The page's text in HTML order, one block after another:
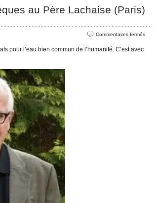
au Père Lachaise (Paris)
Commentaires ferméssur
pour l’eau bien commun de l’humanité. C’est avec